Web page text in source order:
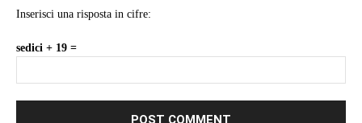
Inserisci una risposta in cifre:
sedici + 19 =